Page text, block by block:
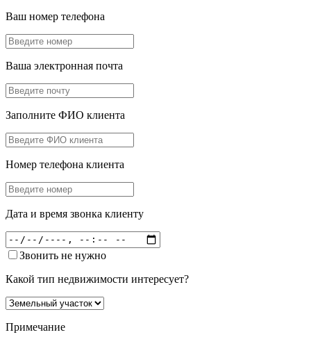
Ваш номер телефона
Ваша электронная почта
Заполните ФИО клиента
Номер телефона клиента
Дата и время звонка клиенту
Звонить не нужно
Какой тип недвижимости интересует?
Примечание